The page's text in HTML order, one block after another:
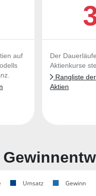
auf
Der
Aktienkurse
Rangliste
Aktien
Umsatz Gewinn